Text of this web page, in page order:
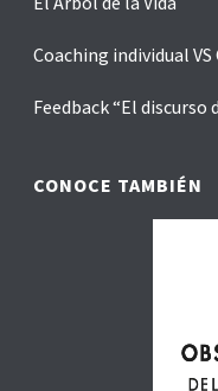
Coaching individual
Feedback “El discurso
CONOCE TAMBIÉN